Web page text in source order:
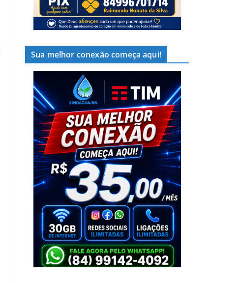
Sua melhor conexão começa aqui!